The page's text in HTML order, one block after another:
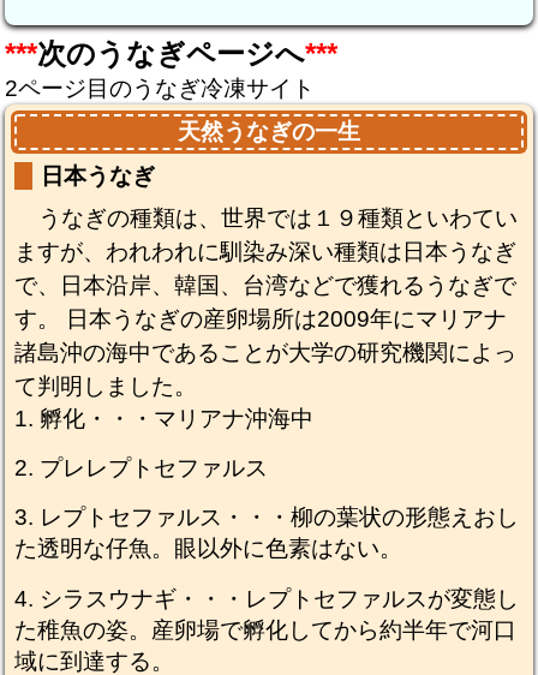
***次のうなぎページへ***
2ページ目のうなぎ冷凍サイト
天然うなぎの一生
日本うなぎ
うなぎの種類は、世界では１９種類といわてい
ますが、われわれに馴染み深い種類は日本うなぎ
で、日本沿岸、韓国、台湾などで獲れるうなぎで
す。 日本うなぎの産卵場所は2009年にマリアナ
諸島沖の海中であることが大学の研究機関によっ
て判明しました。
孵化・・・マリアナ沖海中
プレレプトセファルス
レプトセファルス・・・柳の葉状の形態えおし
た透明な仔魚。眼以外に色素はない。
シラスウナギ・・・レプトセファルスが変態し
た稚魚の姿。産卵場で孵化してから約半年で河口
域に到達する。